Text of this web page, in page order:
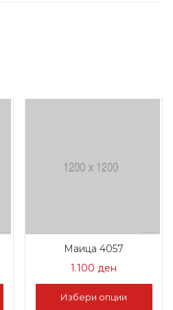
Маица 4057
1.100 ден
Избери опции